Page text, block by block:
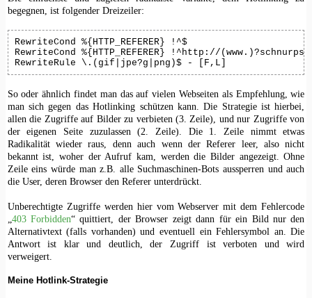
begegnen, ist folgender Dreizeiler:
RewriteCond %{HTTP_REFERER} !^$
RewriteCond %{HTTP_REFERER} !^http://
RewriteRule \.(gif|jpe?g|png)$ - [F,L]
So oder ähnlich findet man das auf vielen Webseiten als Empfehlung, wie
man sich gegen das Hotlinking schützen kann. Die Strategie ist hierbei,
allen die Zugriffe auf Bilder zu verbieten (3. Zeile), und nur Zugriffe von
der eigenen Seite zuzulassen (2. Zeile). Die 1. Zeile nimmt etwas
Radikalität wieder raus, denn auch wenn der Referer leer, also nicht
bekannt ist, woher der Aufruf kam, werden die Bilder angezeigt. Ohne
Zeile eins würde man z.B. alle Suchmaschinen-Bots aussperren und auch
die User, deren Browser den Referer unterdrückt.
Unberechtigte Zugriffe werden hier vom Webserver mit dem Fehlercode
403 Forbidden“ quittiert, der Browser zeigt dann für ein Bild nur den
Alternativtext (falls vorhanden) und eventuell ein Fehlersymbol an. Die
Antwort ist klar und deutlich, der Zugriff ist verboten und wird
verweigert.
Meine Hotlink-Strategie